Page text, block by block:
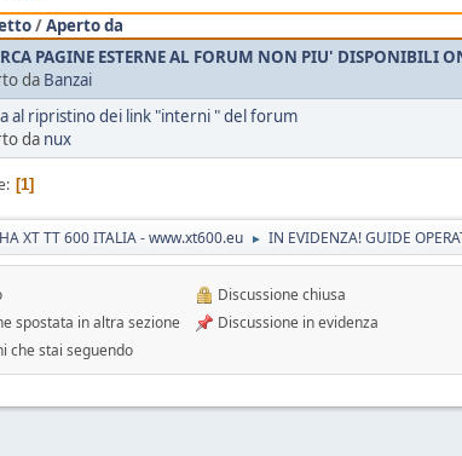
/Aperto da
PAGINE ESTERNE AL FORUM NON PIU' DISPONIBILI
da Banzai
al ripristino dei link "interni " del forum
da nux
1
XT TT 600 ITALIA - www.xt600.eu ► IN EVIDENZA! GUIDE
spostata in altra sezione
Discussione chiusa
Discussione in evidenza
che stai seguendo